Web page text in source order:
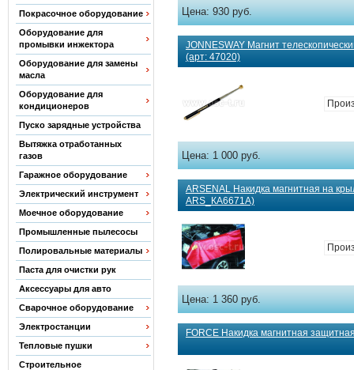
Покрасочное оборудование
Оборудование для
промывки инжектора
Оборудование для замены
масла
Оборудование для
кондиционеров
Пуско зарядные устройства
Вытяжка отработанных
газов
Гаражное оборудование
Электрический инструмент
Моечное оборудование
Промышленные пылесосы
Полировальные материалы
Паста для очистки рук
Аксессуары для авто
Сварочное оборудование
Электростанции
Тепловые пушки
Строительное
Цена:930 руб.
JONNESWAY Магнит
(арт: 47020)
Цена:1 000 руб.
ARSENAL Накидка магнитная на
ARS_КА6671А)
Цена:1 360 руб.
FORCE Накидка магнитная